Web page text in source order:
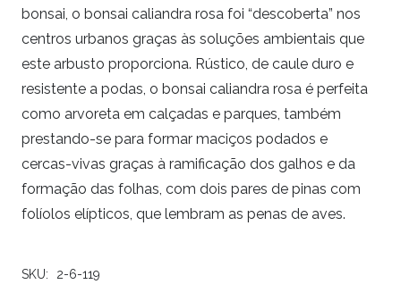
bonsai, o bonsai caliandra rosa foi “descoberta” nos
centros urbanos graças às soluções ambientais que
este arbusto proporciona. Rústico, de caule duro e
resistente a podas, o bonsai caliandra rosa é perfeita
como arvoreta em calçadas e parques, também
prestando-se para formar maciços podados e
cercas-vivas graças à ramificação dos galhos e da
formação das folhas, com dois pares de pinas com
folíolos elípticos, que lembram as penas de aves.
SKU: 2-6-119